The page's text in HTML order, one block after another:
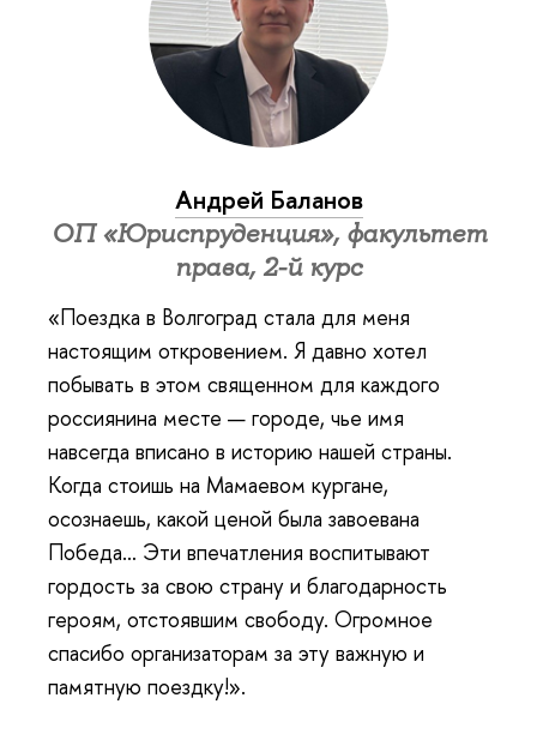
Андрей Баланов
ОП «Юриспруденция», факультет
права, 2-й курс
«Поездка в Волгоград стала для меня
настоящим откровением. Я давно хотел
побывать в этом священном для каждого
россиянина месте — городе, чье имя
навсегда вписано в историю нашей страны.
Когда стоишь на Мамаевом кургане,
осознаешь, какой ценой была завоевана
Победа… Эти впечатления воспитывают
гордость за свою страну и благодарность
героям, отстоявшим свободу. Огромное
спасибо организаторам за эту важную и
памятную поездку!».